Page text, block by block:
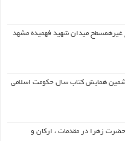
غیرهمسطح میدان شهید فهمیده مشهد
همایش کتاب سال حکومت اسلامی
حضرت زهرا در مقدمات ، ارکان و